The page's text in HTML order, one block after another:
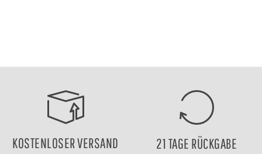
KOSTENLOSER VERSAND 21 TAGE RÜCKGABE